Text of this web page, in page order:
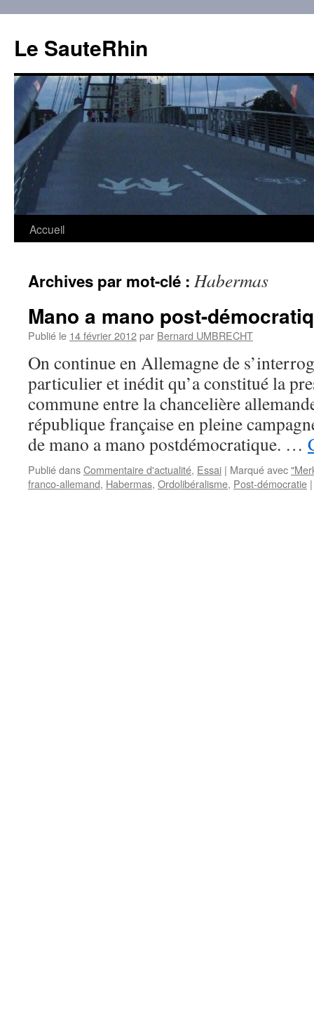
contenu
Le SauteRhin
Accueil
Archives par mot-clé : Habermas
Mano a mano post-
Publié le 14 février 2012par Bernard UMBRECHT
On continue en Allemagne de
particulier et inédit qu’a constitué la
commune entre la chancelière
république française en pleine
de mano a mano postdémocratique. …
Publié dansCommentaire d'actualité, Essai | Marqué avec
franco-allemand, Habermas, Ordolibéralisme, Post-démocratie |